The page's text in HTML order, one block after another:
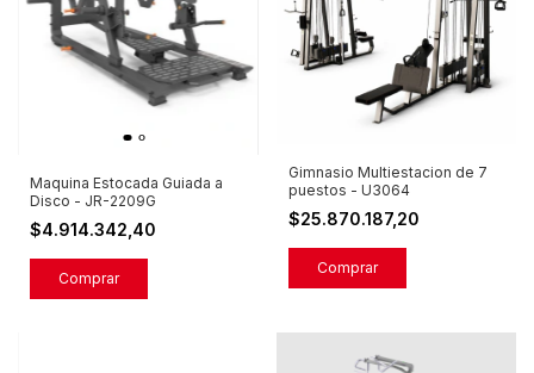
Maquina Estocada Guiada a
Disco - JR-2209G
$4.914.342,40
Gimnasio Multiestacion de 7
puestos - U3064
$25.870.187,20